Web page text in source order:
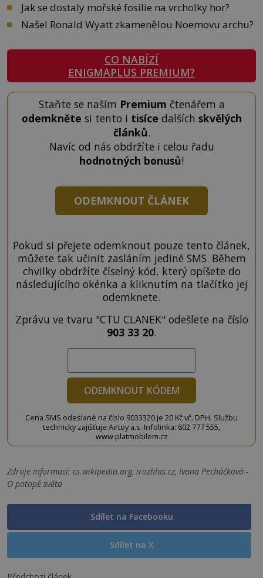
Jak se dostaly mořské fosilie na vrcholky hor?
Našel Ronald Wyatt zkamenělou Noemovu archu?
CO NABÍZÍ
ENIGMAPLUS PREMIUM?
Staňte se naším Premium čtenářem a
odemkněte si tento i tisíce dalších skvělých
článků.
Navíc od nás obdržíte i celou řadu
hodnotných bonusů!
ODEMKNOUT ČLÁNEK
Pokud si přejete odemknout pouze tento článek,
můžete tak učinit zasláním jediné SMS. Během
chvilky obdržíte číselný kód, který opíšete do
následujícího okénka a kliknutím na tlačítko jej
odemknete.
Zprávu ve tvaru "CTU CLANEK" odešlete na číslo
903 33 20.
ODEMKNOUT KÓDEM
Cena SMS odeslané na číslo 9033320 je 20 Kč vč. DPH. Službu
technicky zajišťuje Airtoy a.s. Infolinka: 602 777 555,
www.platmobilem.cz
Zdroje informací: cs.wikipedia.org, irozhlas.cz, Ivana Pecháčková -
O potopě světa
Sdílet na Facebooku
Sdílet na X